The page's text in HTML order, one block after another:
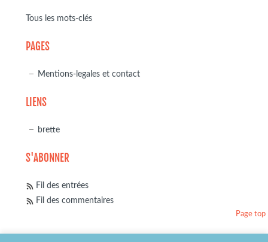
Tous les mots-clés
PAGES
Mentions-legales et contact
LIENS
brette
S'ABONNER
Fil des entrées
Fil des commentaires
Page top